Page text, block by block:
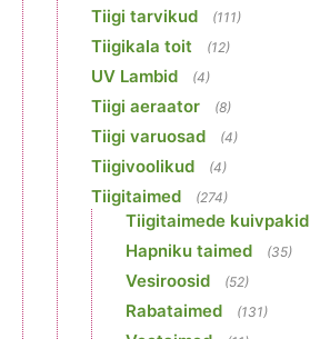
Tiigi tarvikud (111)
Tiigikala toit (12)
UV Lambid (4)
Tiigi aeraator (8)
Tiigi varuosad (4)
Tiigivoolikud (4)
Tiigitaimed (274)
Tiigitaimede kuivpakid
Hapniku taimed (35)
Vesiroosid (52)
Rabataimed (131)